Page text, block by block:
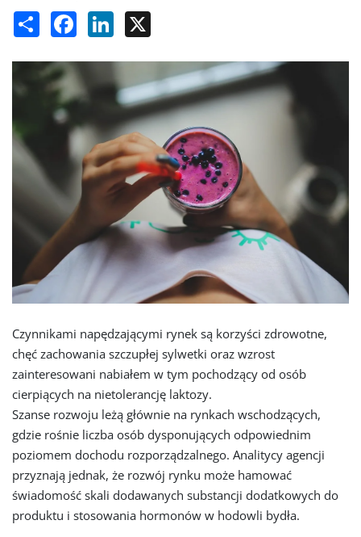
Share Facebook LinkedIn
Czynnikami napędzającymi rynek są korzyści zdrowotne,
chęć zachowania szczupłej sylwetki oraz wzrost
zainteresowani nabiałem w tym pochodzący od osób
cierpiących na nietolerancję laktozy.
Szanse rozwoju leżą głównie na rynkach wschodzących,
gdzie rośnie liczba osób dysponujących odpowiednim
poziomem dochodu rozporządzalnego. Analitycy agencji
przyznają jednak, że rozwój rynku może hamować
świadomość skali dodawanych substancji dodatkowych do
produktu i stosowania hormonów w hodowli bydła.